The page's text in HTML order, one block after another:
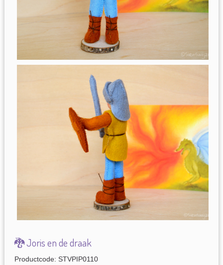
🐉 Joris en de draak
Productcode: STVPIP0110